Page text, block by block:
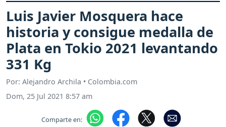
Luis Javier Mosquera hace
historia y consigue medalla de
Plata en Tokio 2021 levantando
331 Kg
Por: Alejandro Archila • Colombia.com
Dom, 25 Jul 2021 8:57 am
Comparte en: